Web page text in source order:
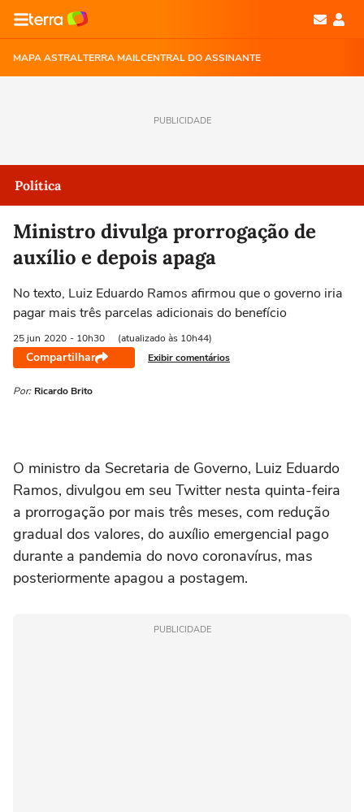
MAPA ASTRALTERRA MAILCENTRAL DO ASSINANTE
PUBLICIDADE
Política
Ministro divulga prorrogação de
auxílio e depois apaga
No texto, Luiz Eduardo Ramos afirmou que o governo iria
pagar mais três parcelas adicionais do benefício
25 jun 2020 - 10h30 (atualizado às 10h44)
Compartilhar Exibir comentários
Por: Ricardo Brito
O ministro da Secretaria de Governo, Luiz Eduardo
Ramos, divulgou em seu Twitter nesta quinta-feira
a prorrogação por mais três meses, com redução
gradual dos valores, do auxílio emergencial pago
durante a pandemia do novo coronavírus, mas
posteriormente apagou a postagem.
PUBLICIDADE